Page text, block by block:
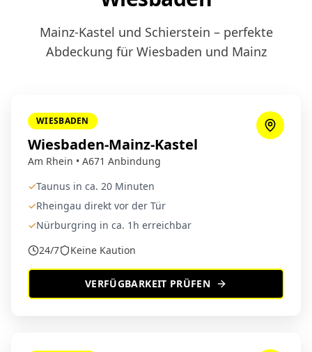
Mainz-Kastel und Schierstein – perfekte
Abdeckung für Wiesbaden und Mainz
WIESBADEN
Wiesbaden-Mainz-Kastel
Am Rhein • A671 Anbindung
✓Taunus in ca. 20 Minuten
✓Rheingau direkt vor der Tür
✓Nürburgring in ca. 1h erreichbar
24/7
Keine Kaution
VERFÜGBARKEIT PRÜFEN